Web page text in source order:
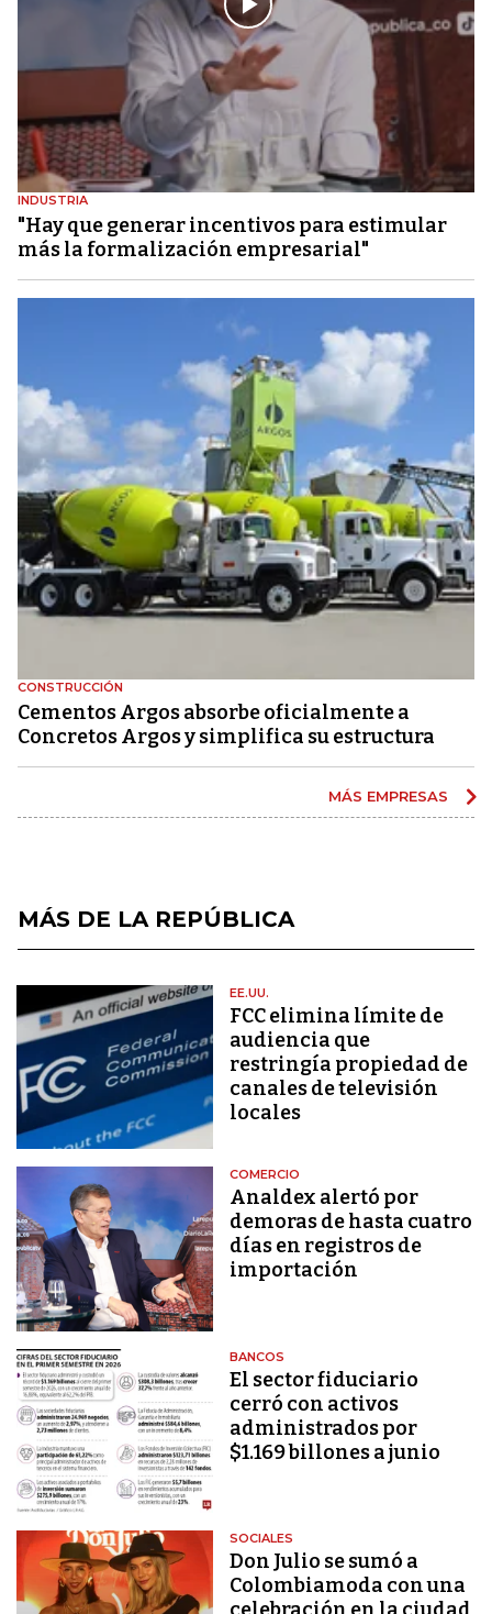
INDUSTRIA
"Hay que generar incentivos para estimular
más la formalización empresarial"
CONSTRUCCIÓN
Cementos Argos absorbe oficialmente a
Concretos Argos y simplifica su estructura
MÁS EMPRESAS
MÁS DE LA REPÚBLICA
EE.UU.
FCC elimina límite de
audiencia que
restringía propiedad de
canales de televisión
locales
COMERCIO
Analdex alertó por
demoras de hasta cuatro
días en registros de
importación
BANCOS
El sector fiduciario
cerró con activos
administrados por
$1.169 billones a junio
SOCIALES
Don Julio se sumó a
Colombiamoda con una